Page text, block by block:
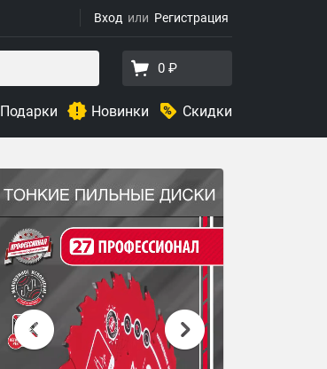
Вход Регистрация
0 ₽
Подарки Новинки Скидки